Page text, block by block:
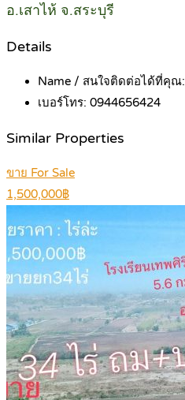
อ.เสาไห้ จ.สระบุรี
Details
Name / สนใจติดต่อได้ที่คุณ:
เบอร์โทร: 0944656424
Similar Properties
ขาย For Sale
1,500,000฿